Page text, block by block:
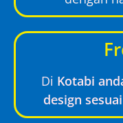
Di Kotabi
design